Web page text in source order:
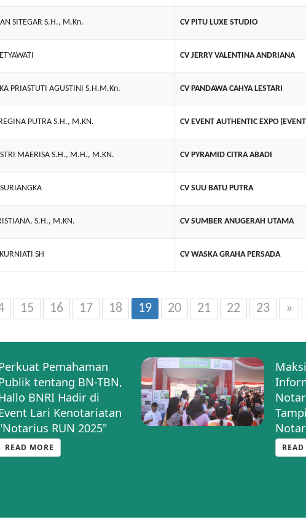
SITEGAR S.H., M.Kn. CV PITU LUXE STUDIO
CV JERRY VALENTINA ANDRIANA
PRIASTUTI AGUSTINI S.H.M.Kn. CV PANDAWA CAHYA LESTARI
PUTRA S.H., M.KN. CV EVENT AUTHENTIC EXPO
MAERISA S.H., M.H., M.KN. CV PYRAMID CITRA ABADI
CV SUU BATU PUTRA
S.H., M.KN. CV SUMBER ANUGERAH UTAMA
SH CV WASKA GRAHA PERSADA
15 16 17 18 19 20 21 22 23 »
Pemahaman
tentang BN-TBN,
BNRI Hadir di
Lari Kenotariatan
RUN 2025"
READ MORE